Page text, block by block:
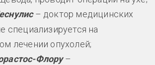
– доктор медицинских
специализируется на
лечении опухолей;
Флору–